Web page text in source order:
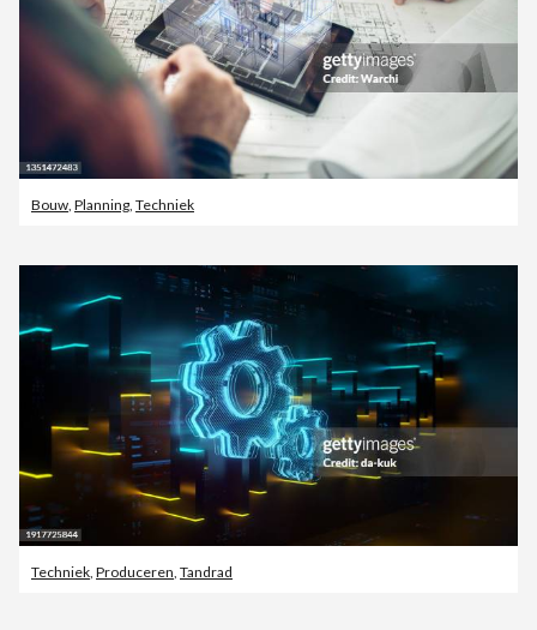
Bouw, Planning, Techniek
Techniek Produceren Tandrad